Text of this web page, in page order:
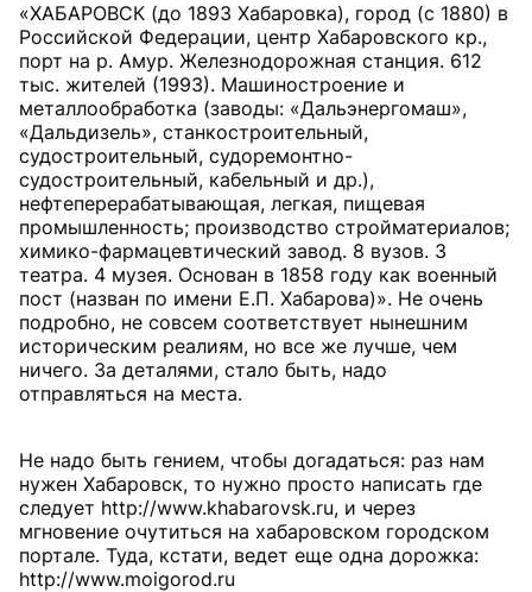
«ХАБАРОВСК (до 1893 Хабаровка), город (с 1880) в
Российской Федерации, центр Хабаровского кр.,
порт на р. Амур. Железнодорожная станция. 612
тыс. жителей (1993). Машиностроение и
металлообработка (заводы: «Дальэнергомаш»,
«Дальдизель», станкостроительный,
судостроительный, судоремонтно-
судостроительный, кабельный и др.),
нефтеперерабатывающая, легкая, пищевая
промышленность; производство стройматериалов;
химико-фармацевтический завод. 8 вузов. 3
театра. 4 музея. Основан в 1858 году как военный
пост (назван по имени Е.П. Хабарова)». Не очень
подробно, не совсем соответствует нынешним
историческим реалиям, но все же лучше, чем
ничего. За деталями, стало быть, надо
отправляться на места.
Не надо быть гением, чтобы догадаться: раз нам
нужен Хабаровск, то нужно просто написать где
следует http://www.khabarovsk.ru, и через
мгновение очутиться на хабаровском городском
портале. Туда, кстати, ведет еще одна дорожка:
http://www.moigorod.ru